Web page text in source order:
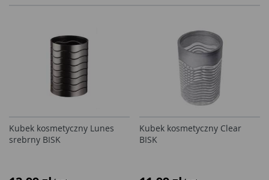
Kubek kosmetyczny Lunes
srebrny BISK
Kubek kosmetyczny Clear
BISK